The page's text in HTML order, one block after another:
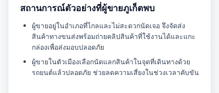
สถานการณ์ตัวอย่างที่ผู้ขายภูเก็ตพบ
ผู้ขายอยู่ในอำเภอที่ไกลและไม่สะดวกนัดเจอ จึงจัดส่ง
สินค้าทางขนส่งพร้อมถ่ายคลิปสินค้าที่ใช้งานได้และแกะ
กล่องเพื่อส่งมอบปลอดภัย
ผู้ขายในตัวเมืองเลือกนัดแลกสินค้าในจุดที่เดินทางด้วย
รถยนต์แล้วปลอดภัย ช่วยลดความเสี่ยงในช่วงเวลาคับขัน